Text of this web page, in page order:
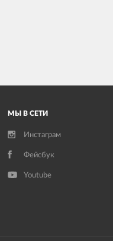
МЫ В СЕТИ
Инстаграм
Фейсбук
Youtube